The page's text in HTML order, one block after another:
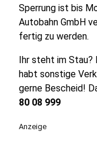
Sperrung ist bis
Autobahn GmbH
fertig zu werden.
Ihr steht im Stau?
habt sonstige
gerne Bescheid!
80 08 999
Anzeige